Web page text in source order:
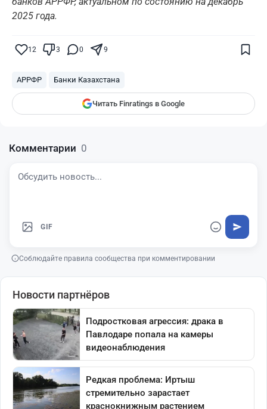
2025 года.
12 3 0 9
АРРФР Банки Казахстана
Читать Finratings в Google
показываться вам
Комментарии 0
GIF
Соблюдайте правила сообщества при комментировании